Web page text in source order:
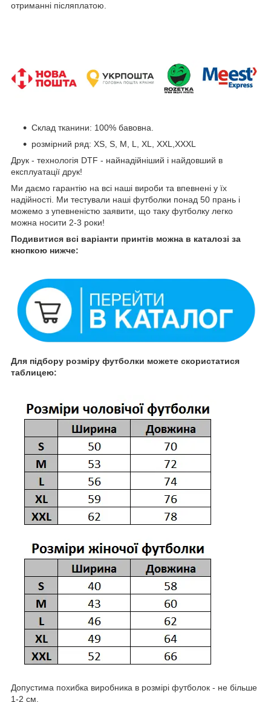
отриманні післяплатою.
Склад тканини: 100% бавовна.
розмірний ряд: XS, S, M, L, XL, XXL,XXXL
Друк - технологія DTF - найнадійніший і найдовший в
експлуатації друк!
Ми даємо гарантію на всі наші вироби та впевнені у їх
надійності. Ми тестували наші футболки понад 50 прань і
можемо з упевненістю заявити, що таку футболку легко
можна носити 2-3 роки!
Подивитися всі варіанти принтів можна в каталозі за
кнопкою нижче:
Для підбору розміру футболки можете скористатися
таблицею:
Допустима похибка виробника в розмірі футболок - не більше
1-2 см.